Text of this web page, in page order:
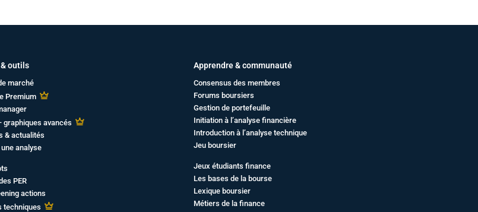
outils
marché
Premium
graphiques avancés
& actualités
analyse
PER
actions
techniques
Apprendre & communauté
Consensus des membres
Forums boursiers
Gestion de portefeuille
Initiation à l’analyse financière
Introduction à l’analyse technique
Jeu boursier
Jeux étudiants finance
Les bases de la bourse
Lexique boursier
Métiers de la finance